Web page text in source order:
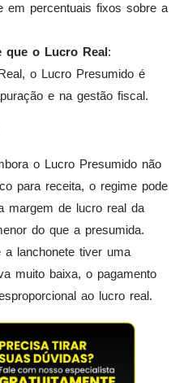
em percentuais fixos sobre a
que o Lucro Real:
o Lucro Presumido é
e na gestão fiscal.
o Lucro Presumido não
para receita, o regime pode
margem de lucro real da
do que a presumida.
a lanchonete tiver uma
muito baixa, o pagamento
ao lucro real.